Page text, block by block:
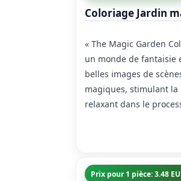
Coloriage Jardin
« The Magic Garden
un monde de fantaisie
belles images de
magiques, stimulant la
relaxant dans le
Prix pour 1 pièce: 3.48